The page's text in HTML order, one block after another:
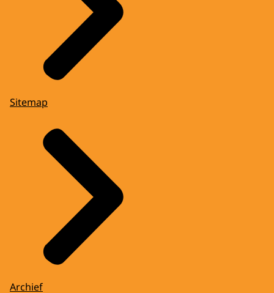
Sitemap
Archief